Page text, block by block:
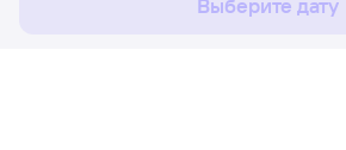
Выберите дату